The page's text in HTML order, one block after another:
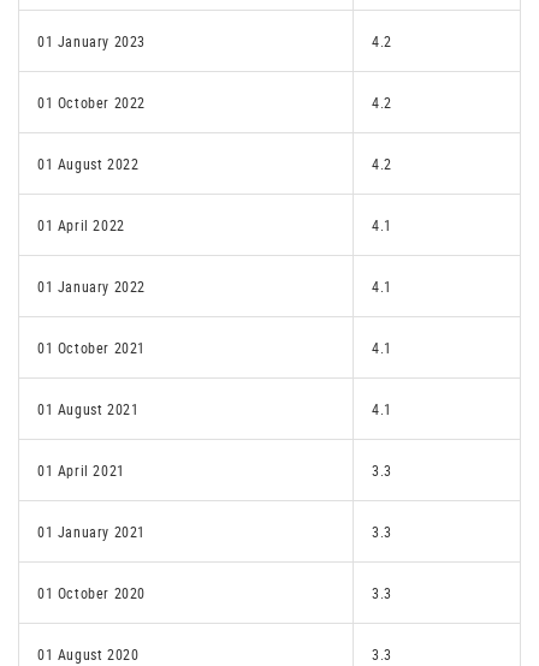
01 January 2023 4.2
01 October 2022 4.2
01 August 2022 4.2
01 April 2022 4.1
01 January 2022 4.1
01 October 2021 4.1
01 August 2021 4.1
01 April 2021 3.3
01 January 2021 3.3
01 October 2020 3.3
01 August 2020 3.3